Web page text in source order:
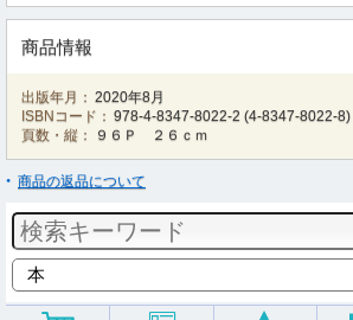
商品情報
出版年月： 2020年8月
ISBNコード： 978-4-8347-8022-2 (4-8347-8022-8)
頁数・縦：
９６Ｐ ２６ｃｍ
商品の返品について